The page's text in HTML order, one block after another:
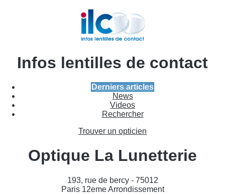
Infos lentilles de contact
Derniers articles
News
Videos
Rechercher
Trouver un opticien
Optique La Lunetterie
193, rue de bercy - 75012
Paris 12eme Arrondissement